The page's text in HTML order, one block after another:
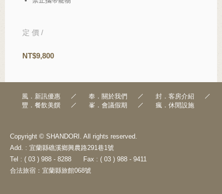
定 價 /
NT$9,800
風．新訊優惠 奉．關於我們
封．客房介紹
豐．餐飲美饌
峯．會議假期 瘋．休閒設施
Copyright © SHANDORI. All rights reserved.
Add. : 宜蘭縣礁溪鄉興農路291巷1號
Tel : ( 03 ) 988 - 8288
Fax : ( 03 ) 988 - 9411
合法旅宿：宜蘭縣旅館068號